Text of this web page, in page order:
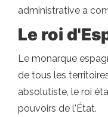
administrative a
Le roi
Le monarque
de tous les
absolutiste, le roi
pouvoirs de l'État.